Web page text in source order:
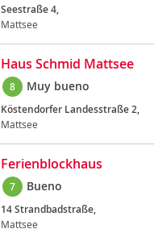
Seestraße 4,
Mattsee
Haus Schmid Mattsee
8 Muy bueno
Köstendorfer Landesstraße 2,
Mattsee
Ferienblockhaus
7 Bueno
14 Strandbadstraße,
Mattsee